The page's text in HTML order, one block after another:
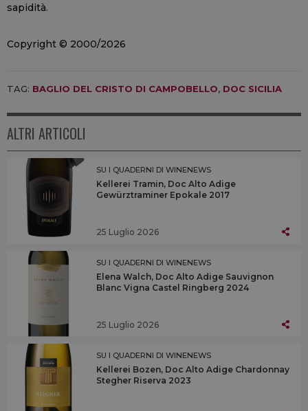
sapidità.
Copyright © 2000/2026
TAG: BAGLIO DEL CRISTO DI CAMPOBELLO, DOC SICILIA
ALTRI ARTICOLI
SU I QUADERNI DI WINENEWS
Kellerei Tramin, Doc Alto Adige
Gewürztraminer Epokale 2017
25 Luglio 2026
SU I QUADERNI DI WINENEWS
Elena Walch, Doc Alto Adige Sauvignon
Blanc Vigna Castel Ringberg 2024
25 Luglio 2026
SU I QUADERNI DI WINENEWS
Kellerei Bozen, Doc Alto Adige Chardonnay
Stegher Riserva 2023